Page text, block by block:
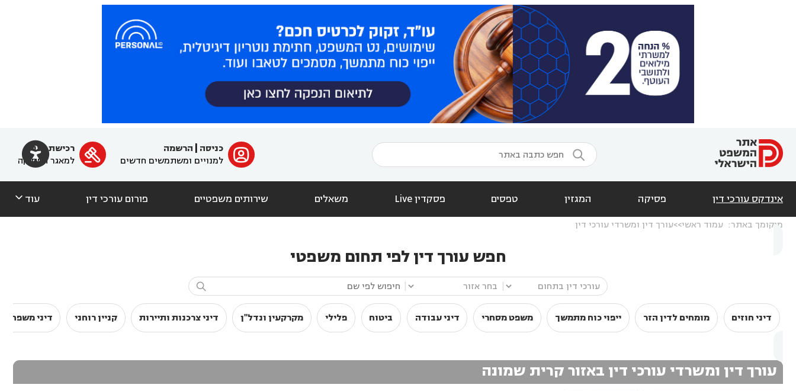
  ﱐ כניסה
הרשמה
למנויים ומשתמשים חדשים

רכישת מנוי
למאגר הפסיקה
אינדקס עורכי דין פסיקה המגזין טפסים פסקדין Live משאלים שירותים משפטיים פורום עורכי דין עוד 
מיקומך באתר: עמוד ראשי עורך דין ומשרדי עורכי דין
חפש עורך דין לפי תחום משפטי

דיני חוזים מומחים לדין הזר ייפוי כוח מתמשך משפט מסחרי דיני עבודה ביטוח פלילי מקרקעין ונדל"ן דיני צרכנות ותיירות קניין רוחני דיני משפחה
עורך דין ומשרדי עורכי דין באזור קרית שמונה